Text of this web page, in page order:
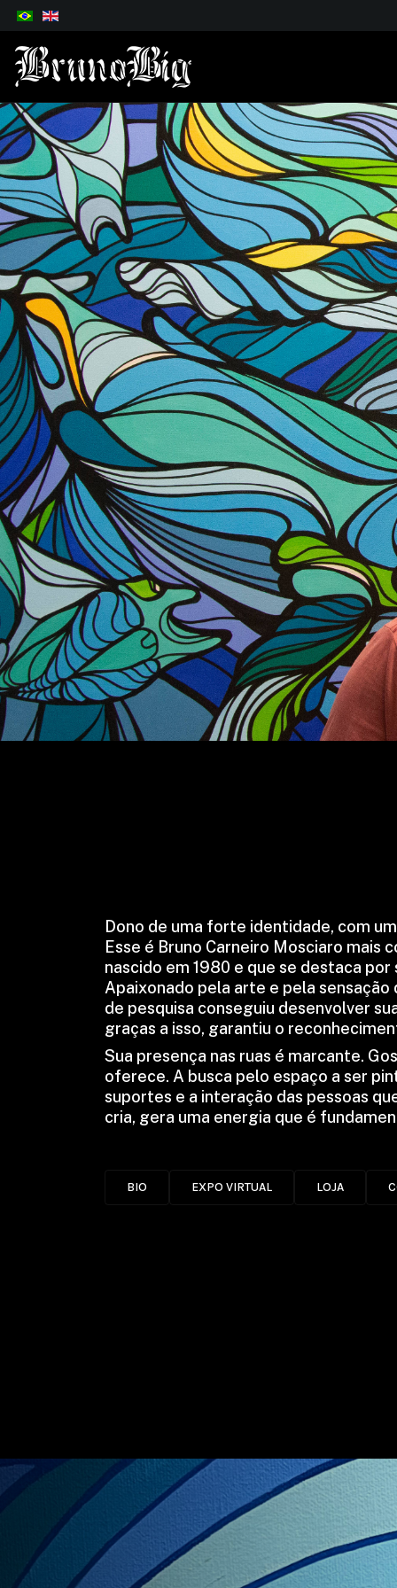
Selecione o seu idioma
Dono de uma forte identidade, com
Esse é Bruno Carneiro Mosciaro mais
nascido em 1980 e que se destaca
Apaixonado pela arte e pela
de pesquisa conseguiu desenvolver
graças a isso, garantiu o
Sua presença nas ruas é marcante.
oferece. A busca pelo espaço a ser
suportes e a interação das pessoas
cria, gera uma energia que é
BIO EXPO VIRTUAL LOJA